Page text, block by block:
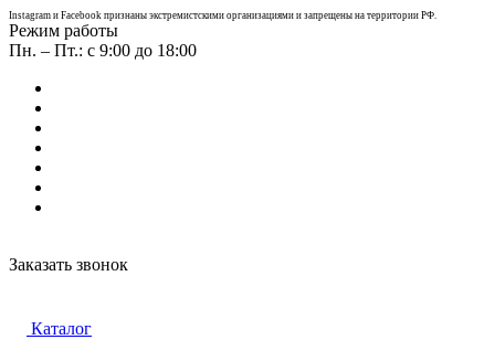
Instagram и Facebook признаны экстремистскими организациями и запрещены на территории РФ.
Режим работы
Пн. – Пт.: с 9:00 до 18:00
Заказать звонок
Каталог